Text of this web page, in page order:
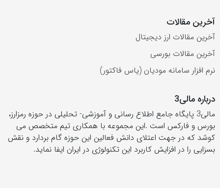
آخرین مقالات
آخرین مقالات ارز دیجیتال
آخرین مقالات بورسی
نرم افزار سامانه مودیان (یاس فاکتور)
درباره مالی3
مالی3 پایگاه جامع اطلاع رسانی و آموزشی- تحلیلی در حوزه رمزارز،
بورس و فارکس است .این مجموعه با همکاری تیم متخصص می
کوشد که در جهت اعتلای دانش فعالین این حوزه گام بردارد و نقش
بسزایی را در افزایش کاربرد این تکنولوژی در ایران ایفا نماید.